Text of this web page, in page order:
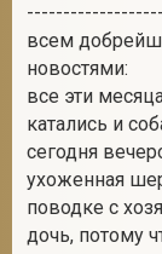
всем
новостями:
все эти
катались и
сегодня
ухоженная
поводке с
дочь, потому